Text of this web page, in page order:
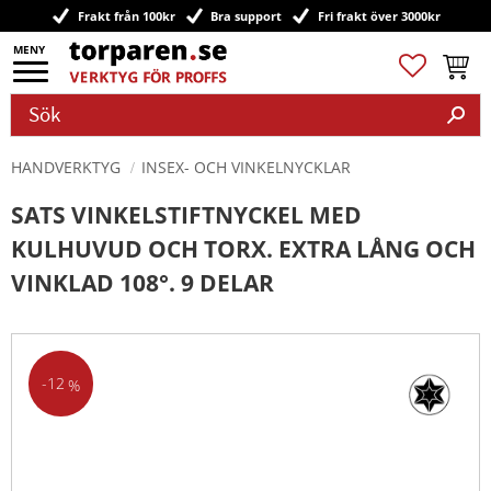
Meny
Frakt från 100kr Bra support Fri frakt över 3000kr
Favoriter
HANDVERKTYG INSEX- OCH VINKELNYCKLAR
SATS VINKELSTIFTNYCKEL MED
KULHUVUD OCH TORX. EXTRA LÅNG OCH
VINKLAD 108°. 9 DELAR
12 %